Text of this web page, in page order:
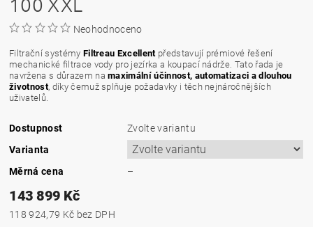
Neohodnoceno
Filtrační systémy Filtreau Excellent představují prémiové řešení
mechanické filtrace vody pro jezírka a koupací nádrže. Tato řada je
navržena s důrazem namaximální účinnost, automatizaci a dlouhou
životnost, díky čemuž splňuje požadavky i těch nejnáročnějších
uživatelů.
Dostupnost
Zvolte variantu
Varianta
Měrná cena
–
143 899 Kč
118 924,79 Kč bez DPH